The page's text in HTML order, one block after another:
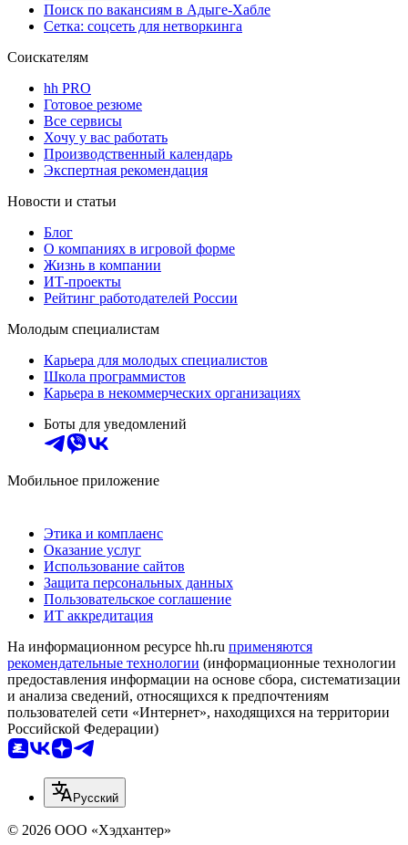
Поиск по вакансиям в Адыге-Хабле
Сетка: соцсеть для нетворкинга
Соискателям
hh PRO
Готовое резюме
Все сервисы
Хочу у вас работать
Производственный календарь
Экспертная рекомендация
Новости и статьи
Блог
О компаниях в игровой форме
Жизнь в компании
ИТ-проекты
Рейтинг работодателей России
Молодым специалистам
Карьера для молодых специалистов
Школа программистов
Карьера в некоммерческих организациях
Боты для уведомлений
Мобильное приложение
Этика и комплаенс
Оказание услуг
Использование сайтов
Защита персональных данных
Пользовательское соглашение
ИТ аккредитация
На информационном ресурсе hh.ru применяются
рекомендательные технологии (информационные технологии
предоставления информации на основе сбора, систематизации
и анализа сведений, относящихся к предпочтениям
пользователей сети «Интернет», находящихся на территории
Российской Федерации)
Русский
© 2026 ООО «Хэдхантер»